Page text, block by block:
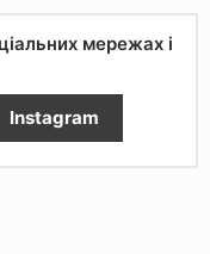
мережах і
Instagram